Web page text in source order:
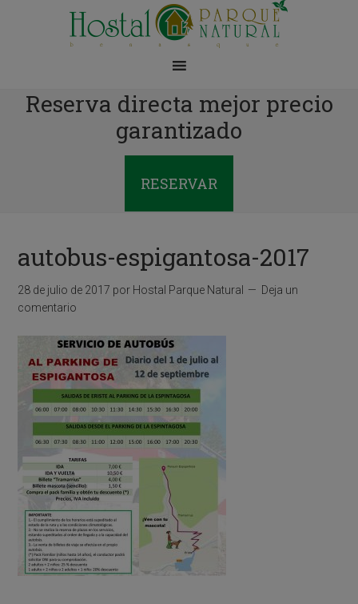
Reserva directa mejor precio
garantizado
RESERVAR
autobus-espigantosa-2017
28 de julio de 2017 por Hostal Parque Natural
Deja un
comentario